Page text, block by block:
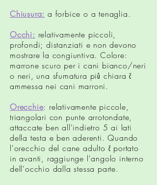
Chiusura: a forbice o a tenaglia.
Occhi: relativamente piccoli,
profondi; distanziati e non devono
mostrare la congiuntiva. Colore:
marrone scuro per i cani bianco/neri
o neri, una sfumatura piů chiara č
ammessa nei cani marroni.
Orecchie: relativamente piccole,
triangolari con punte arrotondate,
attaccate ben all'indietro 5 ai lati
della testa e ben aderenti. Quando
l'orecchio del cane adulto č portato
in avanti, raggiunge l'angolo interno
dell'occhio dalla stessa parte.